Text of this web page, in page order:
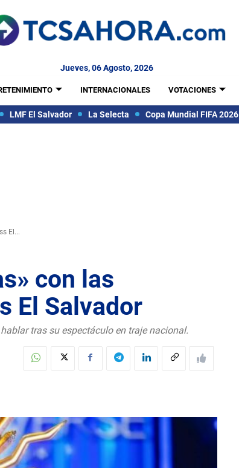
Jueves, 06 Agosto, 2026
INTERNACIONALES VOTACIONES
LMF El Salvador La Selecta Copa Mundial FIFA 2026
El...
con las
El Salvador
tras su espectáculo en traje nacional.